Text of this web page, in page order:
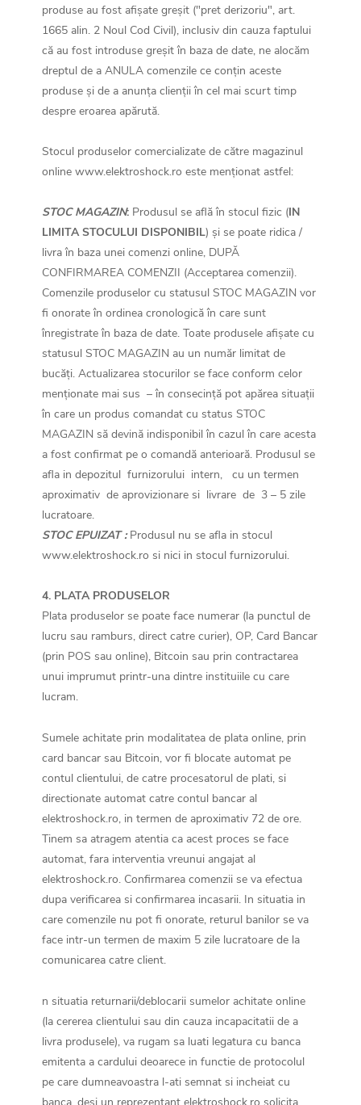
produse au fost afișate greșit ("pret derizoriu", art.
1665 alin. 2 Noul Cod Civil), inclusiv din cauza faptului
că au fost introduse greșit în baza de date, ne alocăm
dreptul de a ANULA comenzile ce conțin aceste
produse și de a anunța clienții în cel mai scurt timp
despre eroarea apărută.
Stocul produselor comercializate de către magazinul
online www.elektroshock.ro este menționat astfel:
STOC MAGAZIN: Produsul se află în stocul fizic (IN
LIMITA STOCULUI DISPONIBIL) și se poate ridica /
livra în baza unei comenzi online, DUPĂ
CONFIRMAREA COMENZII (Acceptarea comenzii).
Comenzile produselor cu statusul STOC MAGAZIN vor
fi onorate în ordinea cronologică în care sunt
înregistrate în baza de date. Toate produsele afișate cu
statusul STOC MAGAZIN au un număr limitat de
bucăți. Actualizarea stocurilor se face conform celor
menționate mai sus – în consecință pot apărea situații
în care un produs comandat cu status STOC
MAGAZIN să devină indisponibil în cazul în care acesta
a fost confirmat pe o comandă anterioară. Produsul se
afla in depozitul furnizorului intern, cu un termen
aproximativ de aprovizionare si livrare de 3 – 5 zile
lucratoare.
STOC EPUIZAT : Produsul nu se afla in stocul
www.elektroshock.ro si nici in stocul furnizorului.
4. PLATA PRODUSELOR
Plata produselor se poate face numerar (la punctul de
lucru sau ramburs, direct catre curier), OP, Card Bancar
(prin POS sau online), Bitcoin sau prin contractarea
unui imprumut printr-una dintre instituiile cu care
lucram.
Sumele achitate prin modalitatea de plata online, prin
card bancar sau Bitcoin, vor fi blocate automat pe
contul clientului, de catre procesatorul de plati, si
directionate automat catre contul bancar al
elektroshock.ro, in termen de aproximativ 72 de ore.
Tinem sa atragem atentia ca acest proces se face
automat, fara interventia vreunui angajat al
elektroshock.ro. Confirmarea comenzii se va efectua
dupa verificarea si confirmarea incasarii. In situatia in
care comenzile nu pot fi onorate, returul banilor se va
face intr-un termen de maxim 5 zile lucratoare de la
comunicarea catre client.
n situatia returnarii/deblocarii sumelor achitate online
(la cererea clientului sau din cauza incapacitatii de a
livra produsele), va rugam sa luati legatura cu banca
emitenta a cardului deoarece in functie de protocolul
pe care dumneavoastra l-ati semnat si incheiat cu